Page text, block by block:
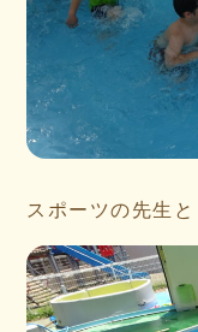
スポーツの先生